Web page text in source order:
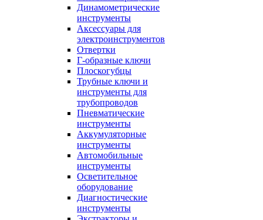
Динамометрические
инструменты
Аксессуары для
электроинструментов
Отвертки
Г-образные ключи
Плоскогубцы
Трубные ключи и
инструменты для
трубопроводов
Пневматические
инструменты
Аккумуляторные
инструменты
Автомобильные
инструменты
Осветительное
оборудование
Диагностические
инструменты